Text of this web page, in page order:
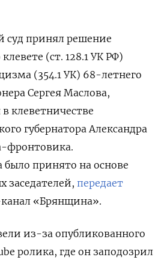
суд принял решение
(ст. 128.1 УК РФ)
(354.1 УК) 68-летнего
Сергея Маслова,
клеветничестве
губернатора Александра
фронтовика.
было принято на основе
передает
«Брянщина».
из-за опубликованного
ролика, где он заподозрил